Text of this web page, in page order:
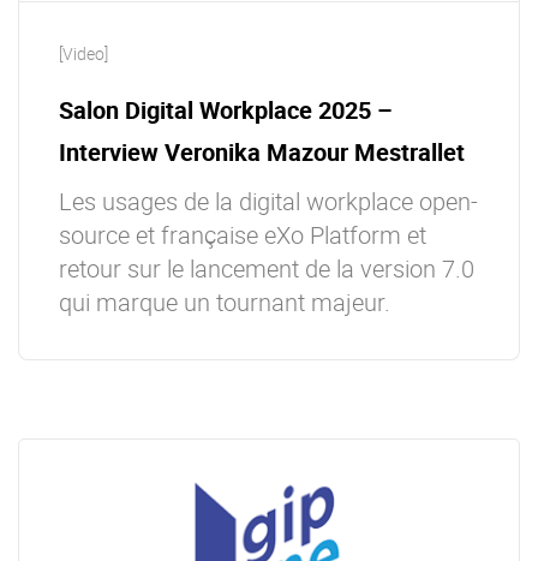
[Video]
Salon Digital Workplace 2025 –
Interview Veronika Mazour Mestrallet
Les usages de la digital workplace open-
source et française eXo Platform et
retour sur le lancement de la version 7.0
qui marque un tournant majeur.